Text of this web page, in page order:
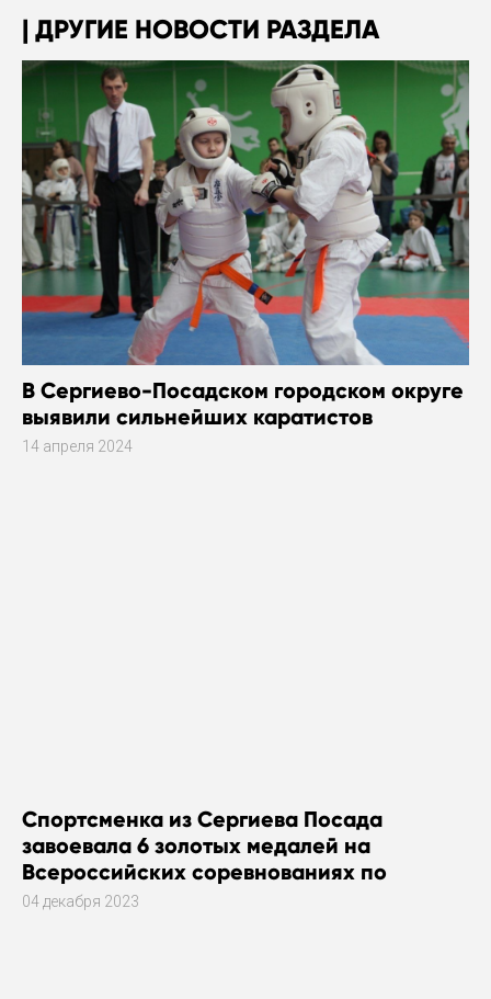
ДРУГИЕ НОВОСТИ РАЗДЕЛА
В Сергиево-Посадском городском округе
выявили сильнейших каратистов
14 апреля 2024
Спортсменка из Сергиева Посада
завоевала 6 золотых медалей на
Всероссийских соревнованиях по
плаванию
04 декабря 2023